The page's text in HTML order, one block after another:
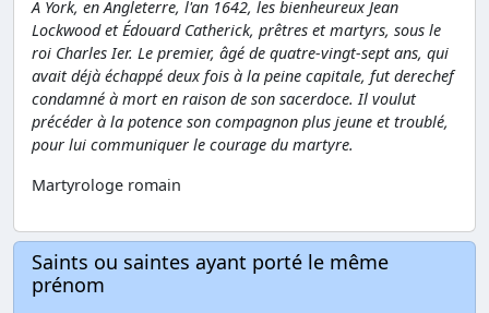
À York, en Angleterre, l'an 1642, les bienheureux Jean
Lockwood et Édouard Catherick, prêtres et martyrs, sous le
roi Charles Ier. Le premier, âgé de quatre-vingt-sept ans, qui
avait déjà échappé deux fois à la peine capitale, fut derechef
condamné à mort en raison de son sacerdoce. Il voulut
précéder à la potence son compagnon plus jeune et troublé,
pour lui communiquer le courage du martyre.
Martyrologe romain
Saints ou saintes ayant porté le même
prénom